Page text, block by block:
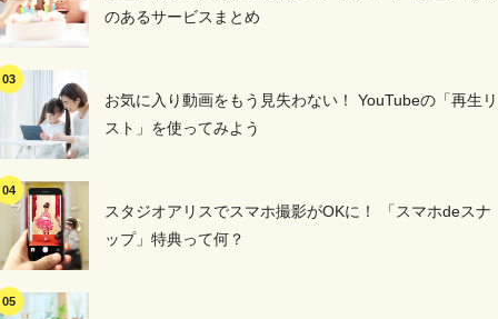
のあるサービスまとめ
お気に入り動画をもう見失わない！ YouTubeの「再生リ
スト」を使ってみよう
スタジオアリスでスマホ撮影がOKに！ 「スマホdeスナ
ップ」特典って何？